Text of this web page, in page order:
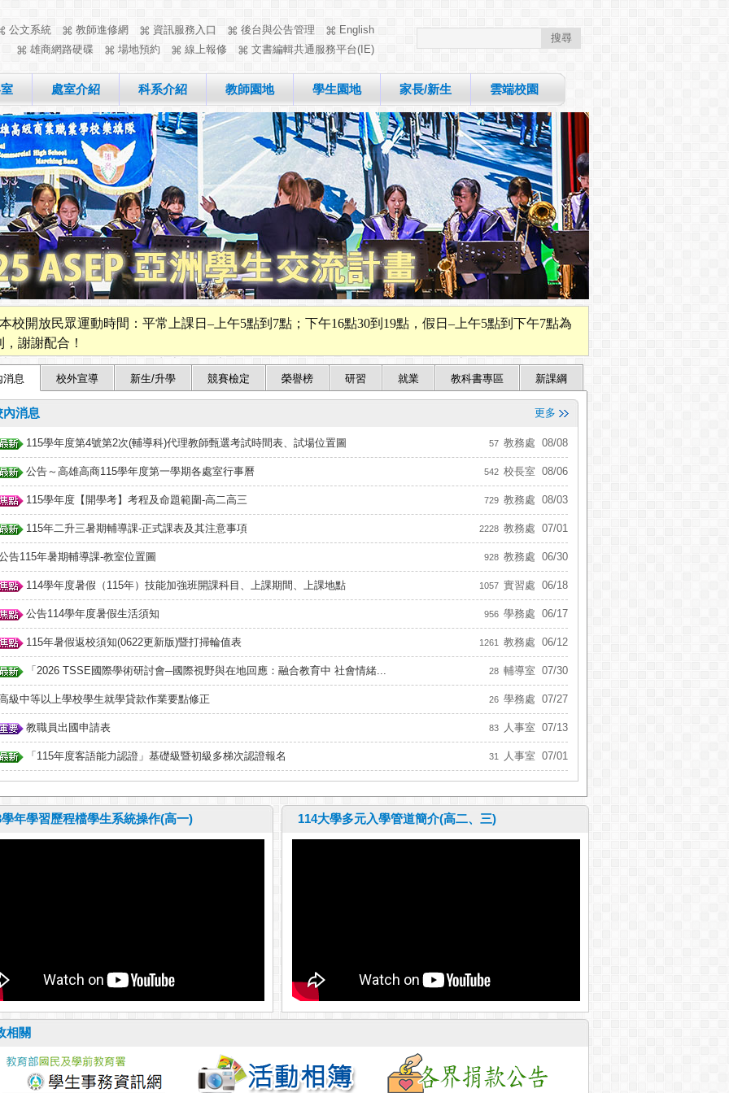
English
後台與公告管理
資訊服務入口
教師進修網
公文系統
文書編輯共通服務平台(IE)
線上報修
場地預約
雄商網路硬碟
處室介紹 科系介紹 教師園地 學生園地 家長/新生 雲端校園
本校開放民眾運動時間：平常上課日–上午5點到7點；下午16點30到19點，假日–上午5點到下午7點為
，謝謝配合！
本校開放民眾運動時間：平常上課日–上午5點到7點；下午16點30到19點，假日–上午5點到下午7點為
，謝謝配合！
消息 校外宣導 新生/升學 競賽檢定 榮譽榜 研習 就業 教科書專區 新課綱
內消息 更多
115學年度第4號第2次(輔導科)代理教師甄選考試時間表、試場位置圖 08/08
教務處
57
公告～高雄高商115學年度第一學期各處室行事曆 08/06
校長室
542
115學年度【開學考】考程及命題範圍-高二高三 08/03
教務處
729
115年二升三暑期輔導課-正式課表及其注意事項 07/01
教務處
2228
告115年暑期輔導課-教室位置圖 06/30
教務處
928
114學年度暑假（115年）技能加強班開課科目、上課期間、上課地點 06/18
實習處
1057
公告114學年度暑假生活須知 06/17
學務處
956
115年暑假返校須知(0622更新版)暨打掃輪值表 06/12
教務處
1261
「2026 TSSE國際學術研討會─國際視野與在地回應：融合教育中 社會情緒... 07/30
輔導室
28
級中等以上學校學生就學貸款作業要點修正 07/27
學務處
26
教職員出國申請表 07/13
人事室
83
「115年度客語能力認證」基礎級暨初級多梯次認證報名 07/01
人事室
31
年學習歷程檔學生系統操作(高一) 114大學多元入學管道簡介(高二、三)
相關